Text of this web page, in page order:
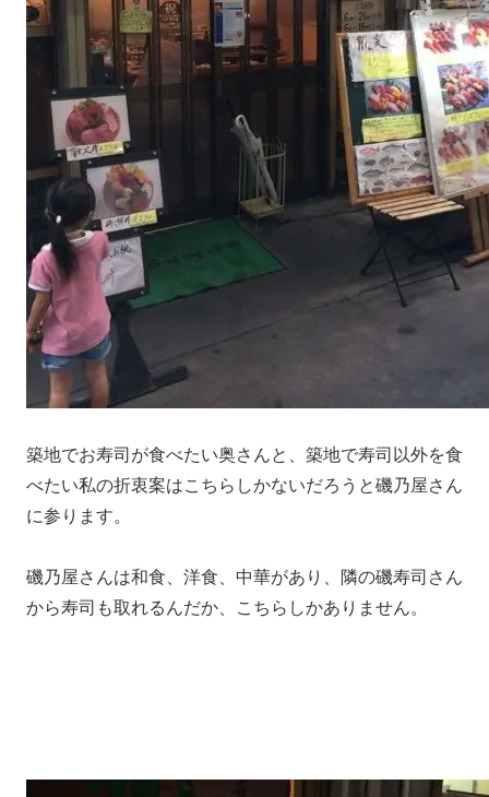
築地でお寿司が食べたい奥さんと、築地で寿司以外を食
べたい私の折衷案はこちらしかないだろうと磯乃屋さん
に参ります。
磯乃屋さんは和食、洋食、中華があり、隣の磯寿司さん
から寿司も取れるんだか、こちらしかありません。